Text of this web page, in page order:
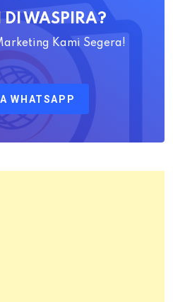
DI WASPIRA?
Kami Segera!
WHATSAPP